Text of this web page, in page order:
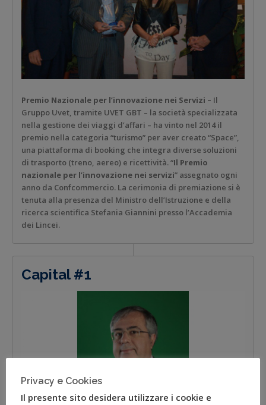
Premio Nazionale per l’innovazione nei Servizi – Il
Gruppo Uvet, tramite UVET GBT – la società specializzata
nella gestione dei viaggi d’affari – ha vinto nel 2014 il
premio nella categoria “turismo” per aver creato “Space”,
una piattaforma di booking che integra diverse soluzioni
di trasporto (treno, aereo) e ricettività. “Il Premio
nazionale per l’innovazione nei servizi” assegnato ogni
anno da Confcommercio. La cerimonia di premiazione si è
tenuta alla presenza del Ministro dell’Istruzione e della
ricerca scientifica Stefania Giannini presso l’Accademia
dei Lincei.
Capital #1
Privacy e Cookies
Il presente sito desidera utilizzare i cookie e